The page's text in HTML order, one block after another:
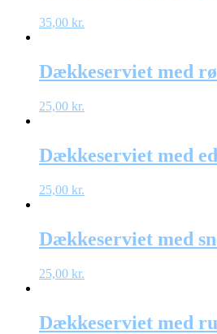
35,00 kr.
Dækkeserviet med
25,00 kr.
Dækkeserviet med
25,00 kr.
Dækkeserviet med
25,00 kr.
Dækkeserviet med